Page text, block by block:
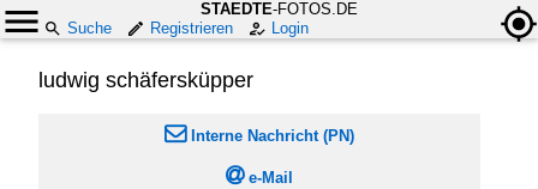
STAEDTE-FOTOS.DE
Suche
Registrieren Login
ludwig schäfersküpper
 Interne Nachricht (PN)
e-Mail